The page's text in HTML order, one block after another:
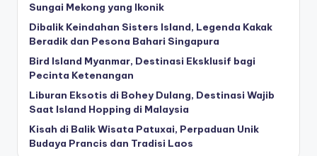
Sungai Mekong yang Ikonik
Dibalik Keindahan Sisters Island, Legenda Kakak
Beradik dan Pesona Bahari Singapura
Bird Island Myanmar, Destinasi Eksklusif bagi
Pecinta Ketenangan
Liburan Eksotis di Bohey Dulang, Destinasi Wajib
Saat Island Hopping di Malaysia
Kisah di Balik Wisata Patuxai, Perpaduan Unik
Budaya Prancis dan Tradisi Laos